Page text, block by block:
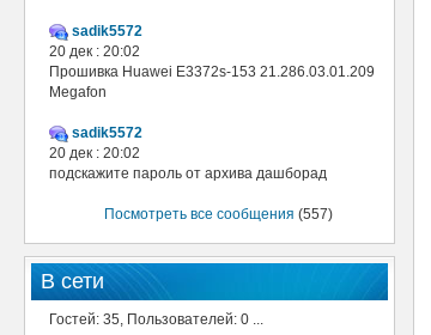
sadik5572
20 дек : 20:02
Прошивка Huawei E3372s-153 21.286.03.01.209
Megafon
sadik5572
20 дек : 20:02
подскажите пароль от архива дашборад
Посмотреть все сообщения (557)
В сети
Гостей: 35, Пользователей: 0 ...